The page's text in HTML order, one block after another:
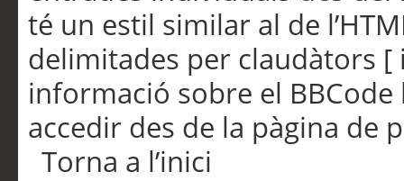
té un estil similar al de
delimitades per claudàtors [
informació sobre el
accedir des de la pàgina de
Torna a l’inici